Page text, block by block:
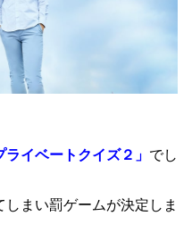
ライベートクイズ２ 」 でし
まい罰ゲームが決定しま